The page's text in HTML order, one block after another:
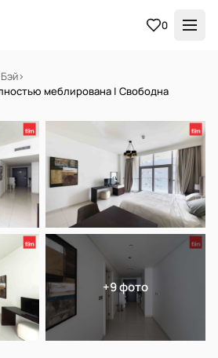
0
›
меблирована | Свободна
+9 фото